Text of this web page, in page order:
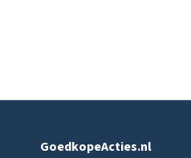
GoedkopeActies.nl